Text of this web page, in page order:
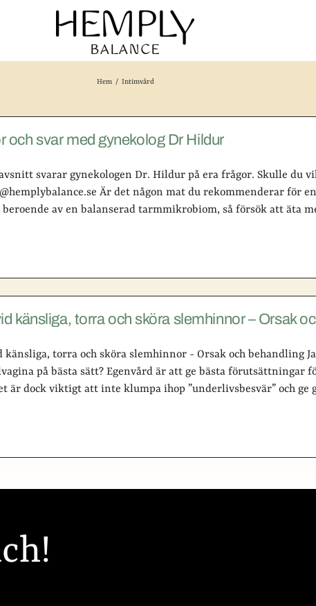
Hem Intimvård
och svar med gynekolog Dr Hildur
svarar gynekologen Dr. Hildur på era frågor. Skulle du
Är det någon mat du rekommenderar för
av en balanserad tarmmikrobiom, så försök att äta
känsliga, torra och sköra slemhinnor – Orsak
känsliga, torra och sköra slemhinnor - Orsak och behandling
på bästa sätt? Egenvård är att ge bästa förutsättningar
är dock viktigt att inte klumpa ihop ”underlivsbesvär” och